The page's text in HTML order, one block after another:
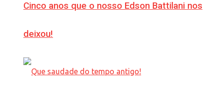
Cinco anos que o nosso Edson Battilani nos
deixou!